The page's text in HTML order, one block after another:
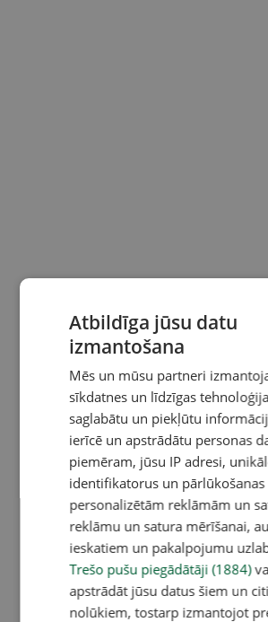
Atbildīga jūsu datu
izmantošana
Mēs un mūsu partneri
sīkdatnes un līdzīgas
saglabātu un piekļūtu
ierīcē un apstrādātu personas
piemēram, jūsu IP adresi,
identifikatorus un pārlūkošanas
personalizētām reklāmām un
reklāmu un satura mērīšanai,
ieskatiem un pakalpojumu
Trešo pušu piegādātāji (1884)
apstrādāt jūsu datus šiem un
nolūkiem, tostarp izmantojot